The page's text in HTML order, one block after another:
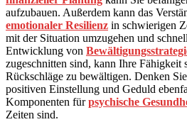
aufzubauen. Außerdem kann das
emotionaler Resilienz in schwierigen
mit der Situation umzugehen und
Entwicklung von
zugeschnitten sind, kann Ihre Fähigkeit
Rückschläge zu bewältigen. Denken
positiven Einstellung und Geduld
Komponenten fürpsychische
Zeiten sind.